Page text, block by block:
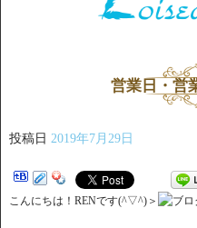
営業日・営
投稿日 2019年7月29日
こんにちは！RENです(^▽^)＞